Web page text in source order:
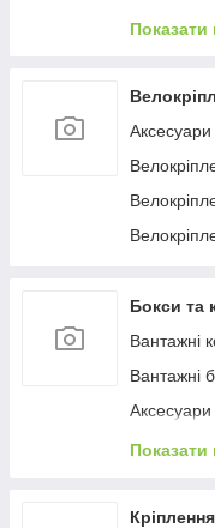
Багажиці
Багажиці
Багажники
Показати
Бокси та
Вантажні
Вантажні
Аксесуари
Палатки
Бокси на
Показати